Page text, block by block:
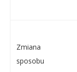
Zmiana
sposobu